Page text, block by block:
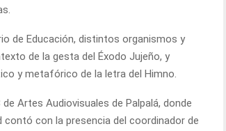
de Educación, distintos organismos y
de la gesta del Éxodo Jujeño, y
y metafórico de la letra del Himno.
Artes Audiovisuales de Palpalá, donde
con la presencia del coordinador de